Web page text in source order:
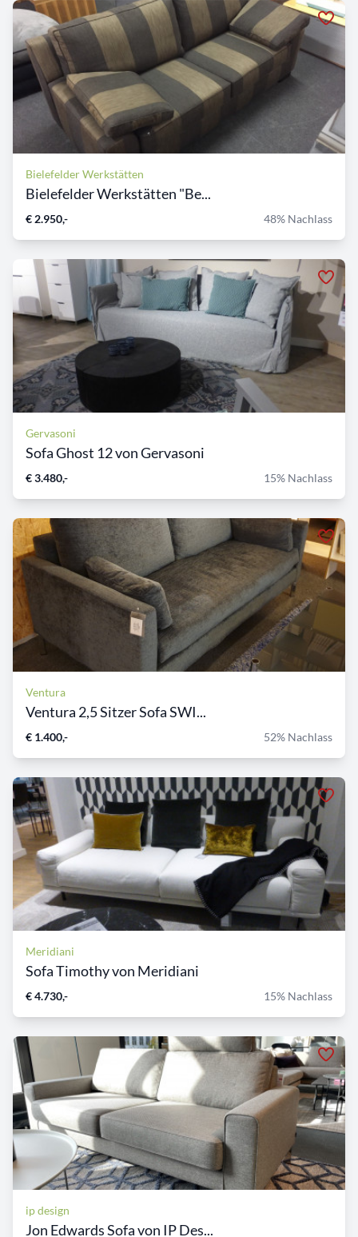
Bielefelder Werkstätten
Bielefelder Werkstätten "Be...
€ 2.950,- 48% Nachlass
Gervasoni
Sofa Ghost 12 von Gervasoni
€ 3.480,- 15% Nachlass
Ventura
Ventura 2,5 Sitzer Sofa SWI...
€ 1.400,- 52% Nachlass
Meridiani
Sofa Timothy von Meridiani
€ 4.730,- 15% Nachlass
ip design
Jon Edwards Sofa von IP Des...